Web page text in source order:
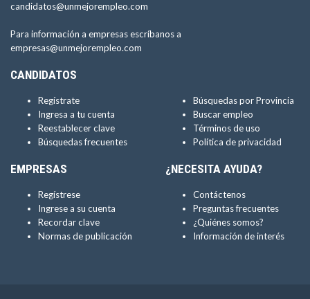
candidatos@unmejorempleo.com
Para información a empresas escríbanos a
empresas@unmejorempleo.com
CANDIDATOS
Regístrate
Ingresa a tu cuenta
Reestablecer clave
Búsquedas frecuentes
Búsquedas por Provincia
Buscar empleo
Términos de uso
Política de privacidad
EMPRESAS
Regístrese
Ingrese a su cuenta
Recordar clave
Normas de publicación
¿NECESITA AYUDA?
Contáctenos
Preguntas frecuentes
¿Quiénes somos?
Información de interés